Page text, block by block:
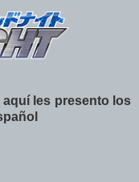
les presento los